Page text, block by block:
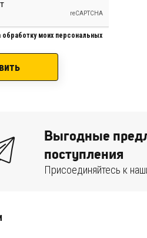
моих персональных
Выгодные
поступления
Присоединяйтесь к